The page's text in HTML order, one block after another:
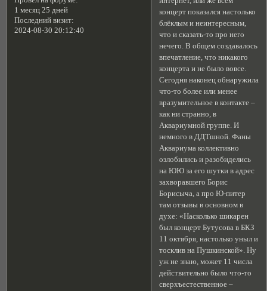
1 месяц 25 дней
Последний визит:
2024-08-30 20:12:40
концерт показался настолько
блёклым и неинтересным,
что и сказать-то про него
нечего. В общем создавалось
впечатление, что никакого
концерта и не было вовсе.
Сегодня наконец обнаружила
что-то более или менее
вразумительное в контакте –
как ни странно, в
Аквариумной группе. И
немного в ДДТшной. Фаны
Аквариума коллективно
озлобились и разобиделись
на ЮЮ за его шутки в адрес
захворавшего Борис
Борисыча, а про Ю-питер
там отзывы в основном в
духе: «Насколько шикарен
был концерт Бутусова в БКЗ
11 октября, настолько уныл и
тосклив на Пушкинской». Ну
уж не знаю, может 11 числа
действительно было что-то
сверхъестественное –